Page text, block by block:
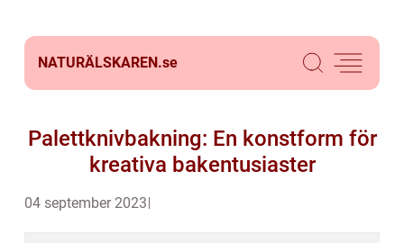
NATURÄLSKAREN.se
Palettknivbakning: En konstform för
kreativa bakentusiaster
04 september 2023